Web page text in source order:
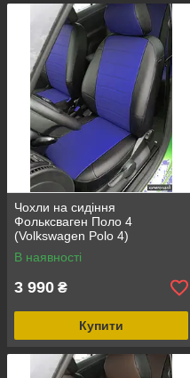
Чохли на сидіння
Фольксваген Поло 4
(Volkswagen Polo 4)
(модельні, окремий
підголовник) Чорно-синій
В наявності
3 990 ₴
Купити